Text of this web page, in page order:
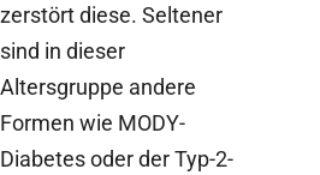
zerstört diese. Seltener
sind in dieser
Altersgruppe andere
Formen wie MODY-
Diabetes oder der Typ-2-